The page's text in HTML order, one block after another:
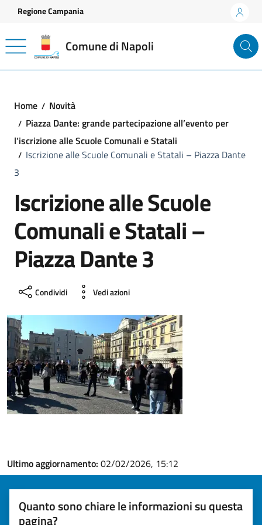
Vai ai contenuti
Vai al footer
Regione Campania
Comune di Napoli
Home
Novità
Piazza Dante: grande partecipazione all’evento per
l’iscrizione alle Scuole Comunali e Statali
Iscrizione alle Scuole Comunali e Statali – Piazza Dante
3
Iscrizione alle Scuole
Comunali e Statali –
Piazza Dante 3
Condividi Vedi azioni
Ultimo aggiornamento: 02/02/2026, 15:12
Quanto sono chiare le informazioni su questa
pagina?